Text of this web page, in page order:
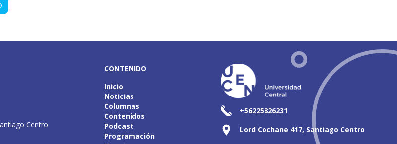
Centro
CONTENIDO
Inicio
Noticias
Columnas
Contenidos
Podcast
Programación
+56225826231
Lord Cochane 417, Santiago Centro